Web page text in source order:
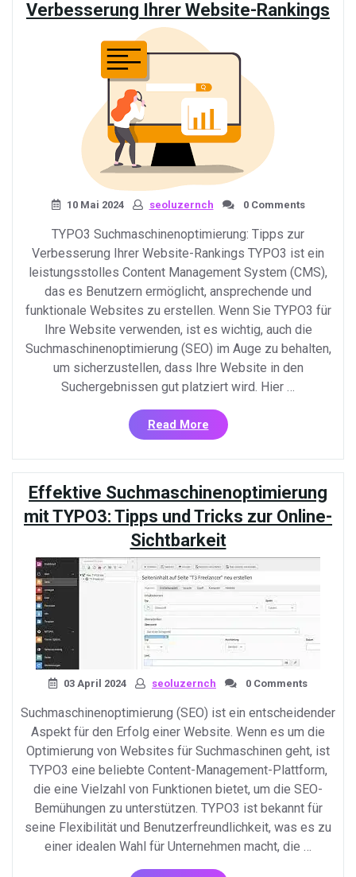
zur
Verbesserung Ihrer Website-Rankings
10 Mai 2024 seoluzernch 0 Comments
TYPO3 Suchmaschinenoptimierung: Tipps zur
Verbesserung Ihrer Website-Rankings TYPO3 ist ein
leistungsstolles Content Management System (CMS),
das es Benutzern ermöglicht, ansprechende und
funktionale Websites zu erstellen. Wenn Sie TYPO3 für
Ihre Website verwenden, ist es wichtig, auch die
Suchmaschinenoptimierung (SEO) im Auge zu behalten,
um sicherzustellen, dass Ihre Website in den
Suchergebnissen gut platziert wird. Hier …
Read More«Effektive
TYPO3
Tipps
zur
Verbesserung
Ihrer
Website-
Rankings»
Effektive Suchmaschinenoptimierung
mit TYPO3: Tipps und Tricks zur Online-
Sichtbarkeit
03 April 2024 seoluzernch 0 Comments
Suchmaschinenoptimierung (SEO) ist ein entscheidender
Aspekt für den Erfolg einer Website. Wenn es um die
Optimierung von Websites für Suchmaschinen geht, ist
TYPO3 eine beliebte Content-Management-Plattform,
die eine Vielzahl von Funktionen bietet, um die SEO-
Bemühungen zu unterstützen. TYPO3 ist bekannt für
seine Flexibilität und Benutzerfreundlichkeit, was es zu
einer idealen Wahl für Unternehmen macht, die …